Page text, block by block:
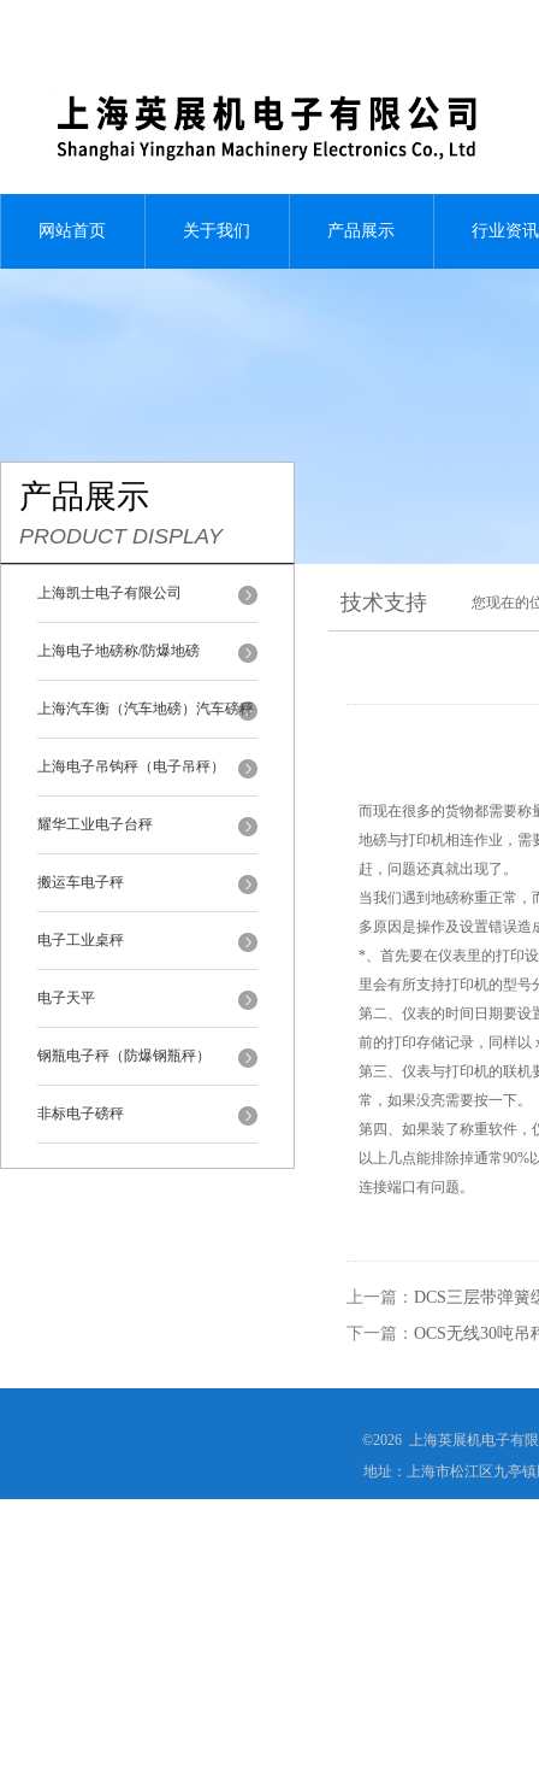
网站首页 关于我们 产品展示 行业资讯
产品展示
PRODUCT DISPLAY
上海凯士电子有限公司
上海电子地磅称/防爆地磅
上海汽车衡（汽车地磅）汽车磅秤
上海电子吊钩秤（电子吊秤）
耀华工业电子台秤
搬运车电子秤
电子工业桌秤
电子天平
钢瓶电子秤（防爆钢瓶秤）
非标电子磅秤
技术支持 您现在的
而现在很多的货物都需要称
地磅与打印机相连作业，需
赶，问题还真就出现了。
当我们遇到地磅称重正常
多原因是操作及设置错误造
*、首先要在仪表里的打印
里会有所支持打印机的型号
第二、仪表的时间日期要设
前的打印存储记录，同样以
第三、仪表与打印机的联机
常，如果没亮需要按一下。
第四、如果装了称重软件，
以上几点能排除掉通常
连接端口有问题。
上一篇： DCS三层带弹簧
下一篇： OCS无线30吨
©2026 上海英展机电子有
地址：上海市松江区九亭镇